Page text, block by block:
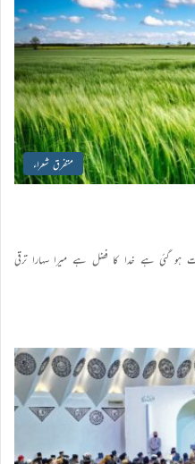
متفرق شعراء
گئی ہے خدا کا فضل ہے میرا سہارا ترقی